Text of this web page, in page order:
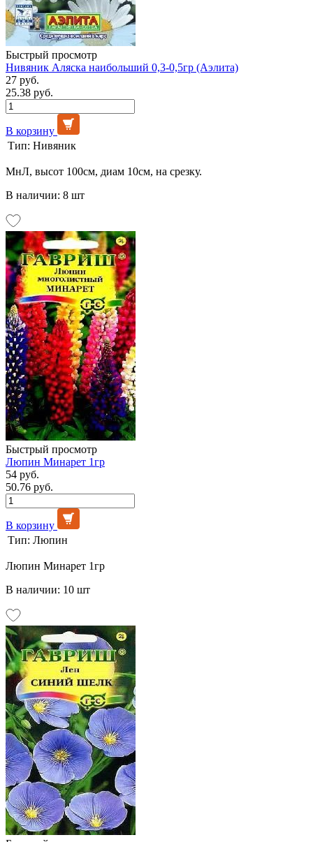
Быстрый просмотр
Нивяник Аляска наибольший 0,3-0,5гр (Аэлита)
27 руб.
25.38 руб.
В корзину
Тип: Нивяник
МнЛ, высот 100см, диам 10см, на срезку.
В наличии: 8 шт
Быстрый просмотр
Люпин Минарет 1гр
54 руб.
50.76 руб.
В корзину
Тип: Люпин
Люпин Минарет 1гр
В наличии: 10 шт